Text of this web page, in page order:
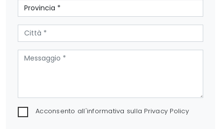
Acconsento all'informativa sulla Privacy Policy